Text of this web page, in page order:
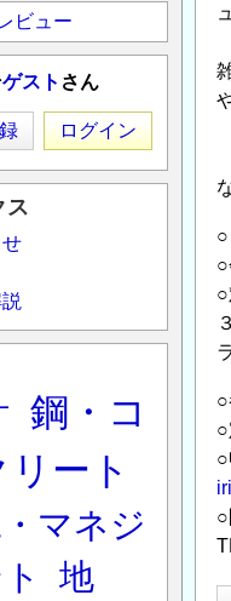
ビュー
ゲスト さん
ログイン
ス
鋼・コ
リート
マネジ
地